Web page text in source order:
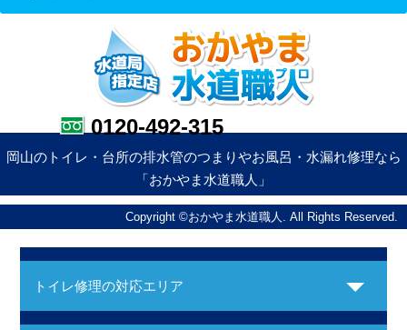
0120-492-315
岡山のトイレ・台所の排水管のつまりやお風呂・水漏れ修理なら
「おかやま水道職人」
Copyright ©おかやま水道職人. All Rights Reserved.
トイレ修理の対応エリア